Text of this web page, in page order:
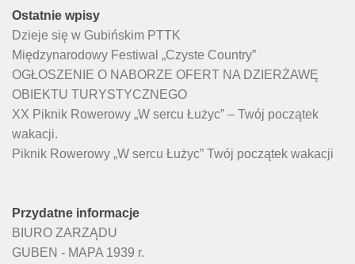
Ostatnie wpisy
Dzieje się w Gubińskim PTTK
Międzynarodowy Festiwal „Czyste Country”
OGŁOSZENIE O NABORZE OFERT NA DZIERŻAWĘ
OBIEKTU TURYSTYCZNEGO
XX Piknik Rowerowy „W sercu Łużyc” – Twój początek
wakacji.
Piknik Rowerowy „W sercu Łużyc” Twój początek wakacji
Przydatne informacje
BIURO ZARZĄDU
GUBEN - MAPA 1939 r.